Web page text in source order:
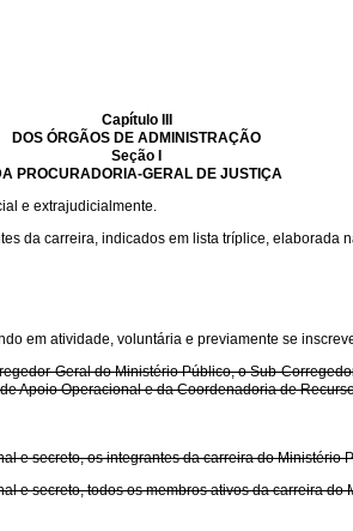
Capítulo III
DOS ÓRGÃOS DE ADMINISTRAÇÃO
Seção I
PROCURADORIA-GERAL DE JUSTIÇA
e extrajudicialmente.
da carreira, indicados em lista tríplice,
em atividade, voluntária e previamente se
Geral do Ministério Público, o Sub-
Apoio Operacional e da Coordenadoria de
e secreto, os integrantes da carreira do Ministério
e secreto, todos os membros ativos da carreira